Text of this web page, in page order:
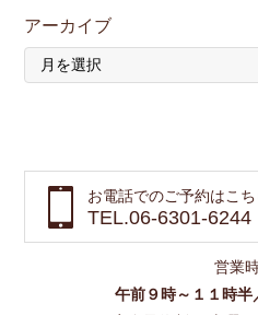
アーカイブ
お電話でのご予約はこち
TEL.06-6301-6244
営業
午前９時～１１時半